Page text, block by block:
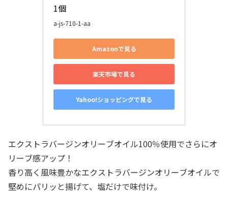
1個
a-js-710-1-aa
Amazonで見る
楽天市場で見る
Yahoo!ショッピングで見る
エクストラバージンオリーブオイル100％使用でさらにオ
リーブ感アップ！
香り高く風味豊かなエクストラバージンオリーブオイルで
堅めにパリッと揚げて、塩だけで味付け。